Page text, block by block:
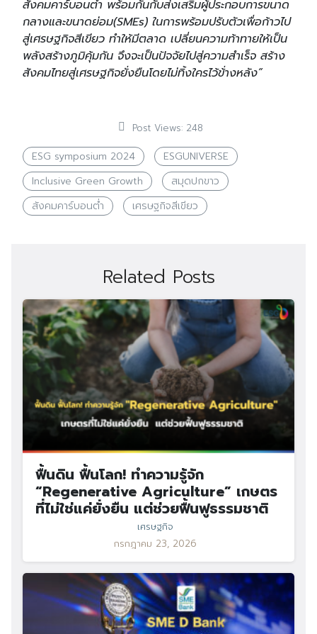
สังคมคาร์บอนต่ำ พร้อมกันกับส่งเสริมผู้ประกอบการขนาด
กลางและขนาดย่อม(SMEs) ในการพร้อมปรับตัวเพื่อก้าวไป
สู่เศรษฐกิจสีเขียว ทำให้มีตลาด เปลี่ยนความท้าทายให้เป็น
พลังสร้างภูมิคุ้มกัน จึงจะเป็นปัจจัยไปสู่ความสำเร็จ สร้าง
สังคมไทยสู่เศรษฐกิจยั่งยืนโดยไม่ทิ้งใครไว้ข้่างหลัง”
Post Views: 248
ESG symposium 2024
ESGUNIVERSE
Inclusive Green Growth
สมุดปกขาว
สังคมคาร์บอนต่ำ
เศรษฐกิจสีเขียว
Related Posts
ฟื้นดิน ฟื้นโลก! ทำความรู้จัก
“Regenerative Agriculture” เกษตร
ที่ไม่ใช่แค่ยั่งยืน แต่ช่วยฟื้นฟูธรรมชาติ
เศรษฐกิจ
กรกฎาคม 23, 2026